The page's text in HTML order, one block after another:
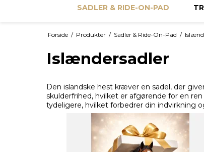
SADLER & RIDE-ON-PAD
Forside / Produkter / Sadler & Ride-On-Pad /
Islændersadler
Den islandske hest kræver en sadel, der
skulderfrihed, hvilket er afgørende for en
tydeligere, hvilket forbedrer din indvirkning